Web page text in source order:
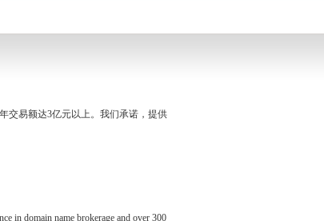
交易额达3亿元以上。我们承诺，提供
in domain name brokerage and over 300